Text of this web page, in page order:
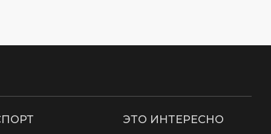
ЭТО ИНТЕРЕСНО